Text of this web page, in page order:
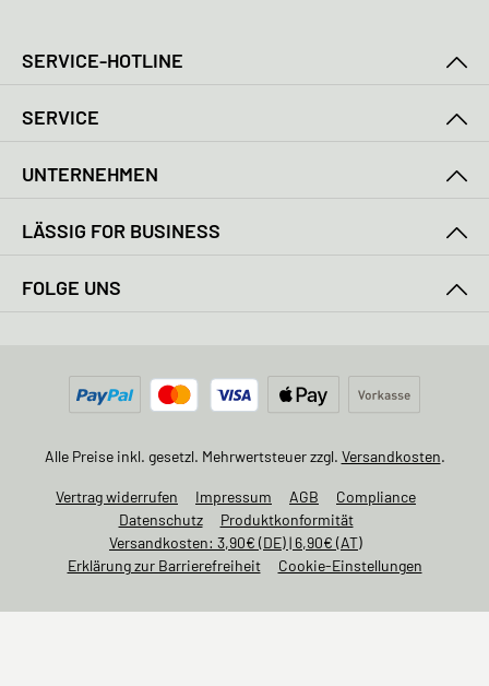
SERVICE-HOTLINE
SERVICE
UNTERNEHMEN
LÄSSIG FOR BUSINESS
FOLGE UNS
Alle Preise inkl. gesetzl. Mehrwertsteuer zzgl. Versandkosten.
Vertrag widerrufen Impressum AGB
Compliance
Datenschutz
Produktkonformität
Versandkosten: 3,90€ (DE) | 6,90€ (AT)
Erklärung zur Barrierefreiheit
Cookie-Einstellungen